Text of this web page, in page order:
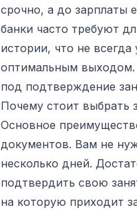
срочно, а до зарплаты
банки часто требуют
истории, что не
оптимальным
под подтверждение
Почему стоит выбрать
Основное
документов. Вам не
несколько дней.
подтвердить свою
на которую приходит